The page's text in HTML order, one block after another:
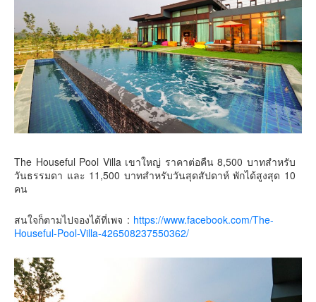
เอเชีย
สิงคโปร์
จีน
มาเลเชีย
เวียดนาม
ฮ่องกง
มาเก๊า
มัลดีฟส์
อินโดนีเซีย
ฮ่องกง
ไต้หวัน
The Houseful Pool Villa เขาใหญ่ ราคาต่อคืน 8,500 บาทสำหรับ
วันธรรมดา และ 11,500 บาทสำหรับวันสุดสัปดาห์ พักได้สูงสุด 10
คน
สนใจก็ตามไปจองได้ที่เพจ : https://www.facebook.com/The-
Houseful-Pool-Villa-426508237550362/